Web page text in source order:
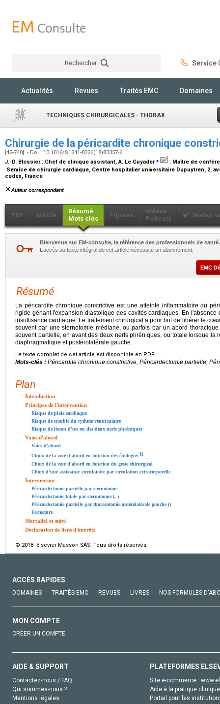
Rechercher Service
Actualités Revues Traités EMC Domaines
TECHNIQUES CHIRURGICALES - THORAX
Chirurgie de la péricardite chronique
[42-740] - Doi : 10.1016/S1241-8226(18)83357-6
J.-D. Blossier : Chef de clinique assistant, A. Le Guyader⁎ : Maître de
Service de chirurgie cardiaque, Centre hospitalier universitaire Dupuytren, 2,
cedex, France
Auteur correspondant.
PDF Article
Résumé
Mots clés
Figures
Vidéos
Podcast
Testez-
Bienvenue sur EM-consulte, la référence des professionnels de santé.
L’accès au texte intégral de cet article nécessite un abonnement.
EMC
Résumé
La péricardite chronique constrictive est une atteinte inflammatoire du
rigide gênant l'expansion diastolique des cavités cardiaques. En l'absence
insuffisance cardiaque. Le traitement chirurgical a pour but de libérer le
souvent par une sternotomie médiane, ou parfois par un abord
souvent partielle, en avant des deux nerfs phréniques, ou totale lorsque la
diaphragmatique et postérolatérale gauche.
Le texte complet de cet article est disponible en PDF.
Mots-clés : Péricardite chronique constrictive, Péricardectomie partielle,
Plan
Introduction
Principes de l'intervention
Risque de plaie cardiaque
Risque de trouble du rythme ventriculaire
Risque de lésion d'un ou des deux nerfs phréniques
Voies d'abord
Voies d'abord
Choix de la voie d'abord en fonction des étiologies []
Choix de la voie d'abord en fonction du geste chirurgical
Choix d'une assistance circulatoire par circulation extracorporelle
Intervention
Péricardectomie partielle par sternotomie
Péricardectomie totale par sternotomie (, )
Péricardectomie partielle par thoracotomie antérolatérale gauche ()
Fermeture
Mortalité et suivi
Déclaration de liens d'intérêts
© 2018 Elsevier Masson SAS. Tous droits réservés.
ACCÈS RAPIDES
DOMAINES TRAITÉS EMC REVUES LIVRES NOS FORMULES
MON COMPTE
CRÉER UN COMPTE
AIDE & SUPPORT
Contactez-nous / FAQ
Qui sommes-nous ?
Mentions légales
PLATEFORMES
Site e-commerce :
Aide à la pratique
Portail pour les